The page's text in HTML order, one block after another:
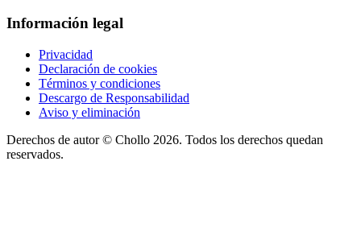
Información legal
Privacidad
Declaración de cookies
Términos y condiciones
Descargo de Responsabilidad
Aviso y eliminación
Derechos de autor © Chollo 2026. Todos los derechos quedan
reservados.